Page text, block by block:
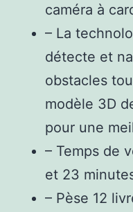
caméra à
– La
détecte et
obstacles
modèle 3D
pour une
– Temps de
et 23
– Pèse 12